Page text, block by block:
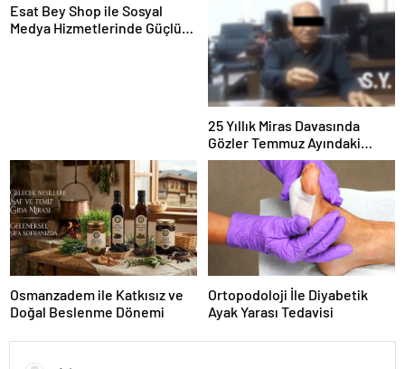
Esat Bey Shop ile Sosyal
Medya Hizmetlerinde Güçlü
25 Yıllık Miras Davasında
Gözler Temmuz Ayındaki
Karar Duruşmasına Çevrildi
Osmanzadem ile Katkısız ve
Doğal Beslenme Dönemi
Ortopodoloji İle Diyabetik
Ayak Yarası Tedavisi